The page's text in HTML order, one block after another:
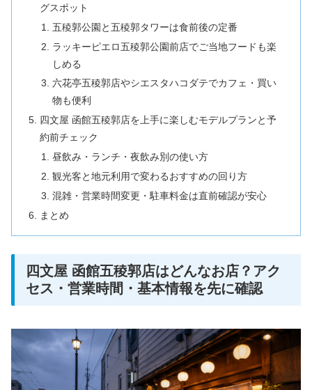
グスポット
五稜郭公園と五稜郭タワーは食前後の定番
ラッキーピエロ五稜郭公園前店でご当地フードも楽
しめる
六花亭五稜郭店やシエスタハコダテでカフェ・買い
物も便利
四文屋 函館五稜郭店を上手に楽しむモデルプランと予
約前チェック
昼飲み・ランチ・夜飲み別の使い方
観光客と地元利用で変わるおすすめの回り方
混雑・営業時間変更・駐車料金は直前確認が安心
まとめ
四文屋 函館五稜郭店はどんなお店？アク
セス・営業時間・基本情報を先に確認